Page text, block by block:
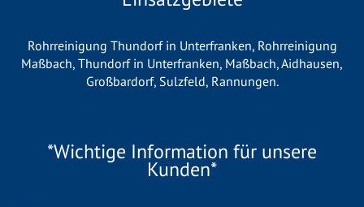
Rohrreinigung Thundorf in Unterfranken, Rohrreinigung
Maßbach, Thundorf in Unterfranken, Maßbach,Aidhausen,
Großbardorf, Sulzfeld, Rannungen.
*Wichtige Information für unsere
Kunden*